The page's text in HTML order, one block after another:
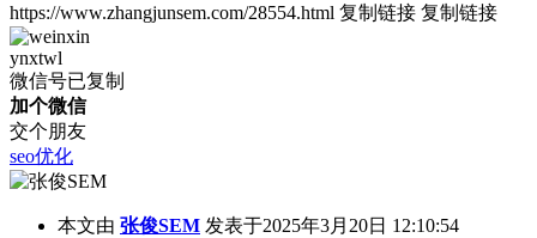
https://www.zhangjunsem.com/28554.html 复制链接 复制链接
ynxtwl
微信号已复制
加个微信
交个朋友
seo优化
本文由 张俊SEM 发表于2025年3月20日 12:10:54